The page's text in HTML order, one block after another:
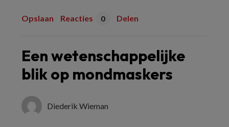
Opslaan Reacties 0 Delen
Een wetenschappelijke
blik op mondmaskers
Diederik Wieman